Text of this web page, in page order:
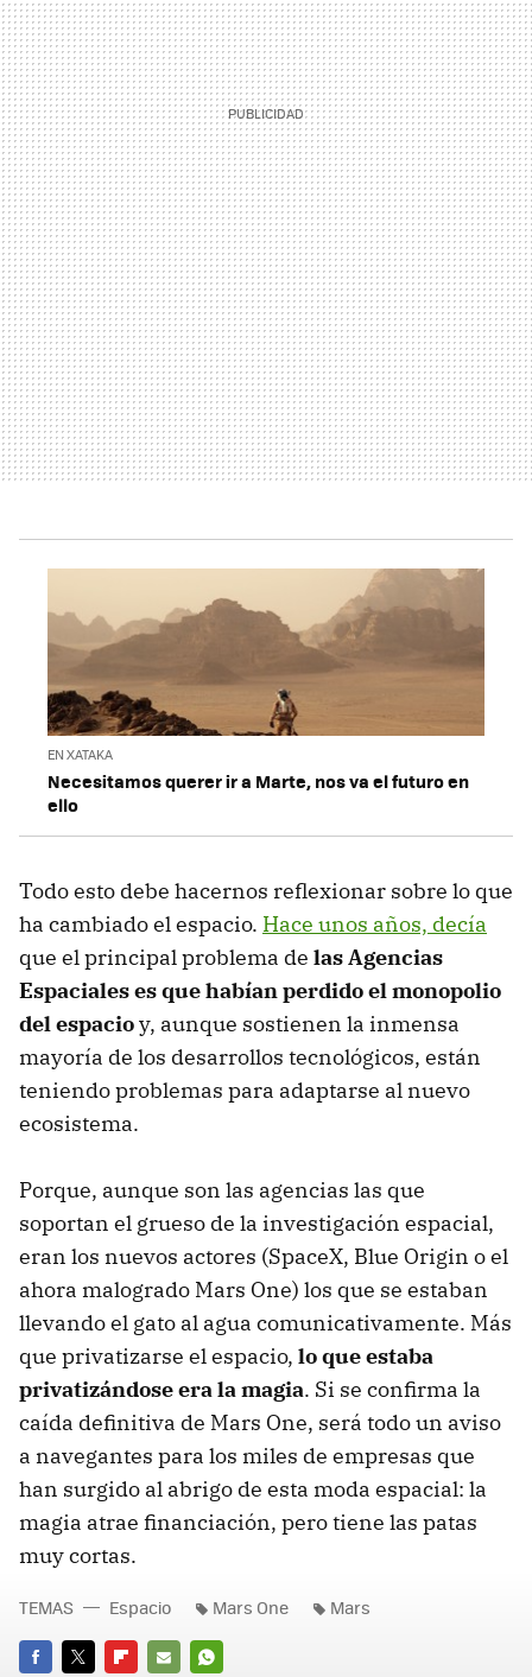
EN XATAKA
Necesitamos querer ir a Marte, nos va el futuro en
ello
Todo esto debe hacernos reflexionar sobre lo que
ha cambiado el espacio. Hace unos años, decía
que el principal problema de las Agencias
Espaciales es que habían perdido el monopolio
del espacioy, aunque sostienen la inmensa
mayoría de los desarrollos tecnológicos, están
teniendo problemas para adaptarse al nuevo
ecosistema.
Porque, aunque son las agencias las que
soportan el grueso de la investigación espacial,
eran los nuevos actores (SpaceX, Blue Origin o el
ahora malogrado Mars One) los que se estaban
llevando el gato al agua comunicativamente. Más
que privatizarse el espacio, lo que estaba
privatizándose era la magia. Si se confirma la
caída definitiva de Mars One, será todo un aviso
a navegantes para los miles de empresas que
han surgido al abrigo de esta moda espacial: la
magia atrae financiación, pero tiene las patas
muy cortas.
TEMAS Espacio Mars One Mars